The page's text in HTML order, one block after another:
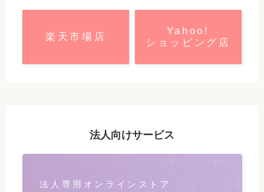
楽天市場店
Yahoo!
ショッピング店
法人向けサービス
法人専用オンラインストア